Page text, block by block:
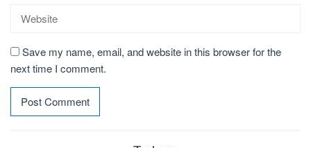
Save my name, email, and website in this browser for the
next time I comment.